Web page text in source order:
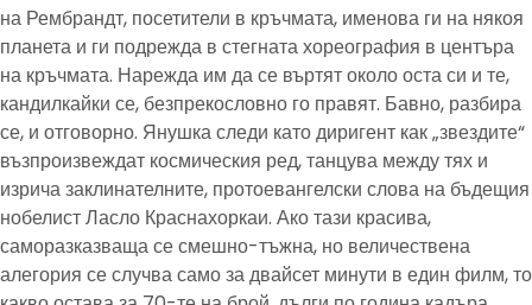
на Рембрандт, посетители в кръчмата, именова ги на някоя
планета и ги подрежда в стегната хореография в центъра
на кръчмата. Нарежда им да се въртят около оста си и те,
кандилкайки се, безпрекословно го правят. Бавно, разбира
се, и отговорно. Янушка следи като диригент как „звездите“
възпроизвеждат космическия ред, танцува между тях и
изрича заклинателните, протоевангелски слова на бъдещия
нобелист Ласло Краснахоркаи. Ако тази красива,
саморазказваща се смешно-тъжна, но величествена
алегория се случва само за двайсет минути в един филм, то